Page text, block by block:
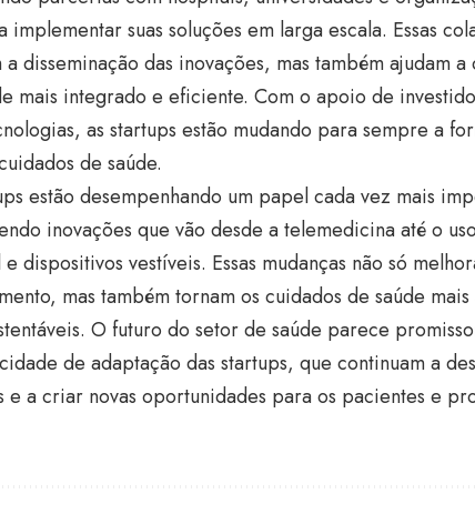
implementar suas soluções em larga escala. Essas
disseminação das inovações, mas também ajudam
mais integrado e eficiente. Com o apoio de
as startups estão mudando para sempre a
de saúde.
estão desempenhando um papel cada vez mais
inovações que vão desde a telemedicina até o
dispositivos vestíveis. Essas mudanças não só
mas também tornam os cuidados de saúde mais
O futuro do setor de saúde parece
de adaptação das startups, que continuam a
e a criar novas oportunidades para os pacientes e